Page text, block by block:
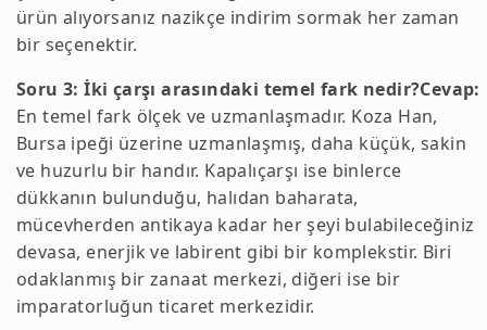
ürün alıyorsanız nazikçe indirim sormak her zaman
bir seçenektir.
Soru 3: İki çarşı arasındaki temel fark nedir?Cevap:
En temel fark ölçek ve uzmanlaşmadır. Koza Han,
Bursa ipeği üzerine uzmanlaşmış, daha küçük, sakin
ve huzurlu bir handır. Kapalıçarşı ise binlerce
dükkanın bulunduğu, halıdan baharata,
mücevherden antikaya kadar her şeyi bulabileceğiniz
devasa, enerjik ve labirent gibi bir komplekstir. Biri
odaklanmış bir zanaat merkezi, diğeri ise bir
imparatorluğun ticaret merkezidir.